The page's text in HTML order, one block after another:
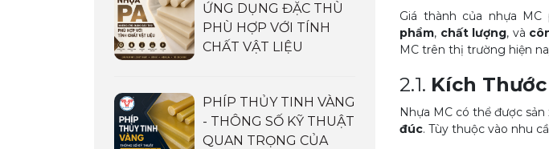
Giá thành của nhựa
phẩm, chất lượng, và
MC trên thị trường hiện
2.1. Kích
Nhựa MC có thể được
đúc. Tùy thuộc vào nhu
ỨNG DỤNG ĐẶC THÙ
PHÙ HỢP VỚI TÍNH
CHẤT VẬT LIỆU
PHÍP THỦY TINH VÀNG
- THÔNG SỐ KỸ THUẬT
QUAN TRỌNG CỦA